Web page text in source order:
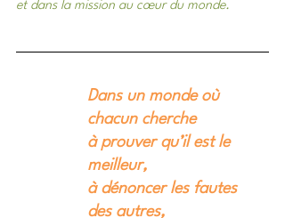
et dans la mission au cœur du monde.
Dans un monde où
chacun cherche
à prouver qu’il est le
meilleur,
à dénoncer les fautes
des autres,